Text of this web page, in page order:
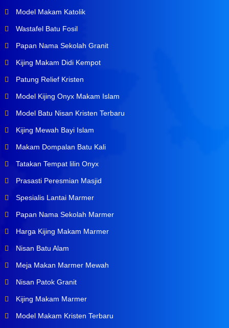
Model Makam Katolik
Wastafel Batu Fosil
Papan Nama Sekolah Granit
Kijing Makam Didi Kempot
Patung Relief Kristen
Model Kijing Onyx Makam Islam
Model Batu Nisan Kristen Terbaru
Kijing Mewah Bayi Islam
Makam Dompalan Batu Kali
Tatakan Tempat lilin Onyx
Prasasti Peresmian Masjid
Spesialis Lantai Marmer
Papan Nama Sekolah Marmer
Harga Kijing Makam Marmer
Nisan Batu Alam
Meja Makan Marmer Mewah
Nisan Patok Granit
Kijing Makam Marmer
Model Makam Kristen Terbaru